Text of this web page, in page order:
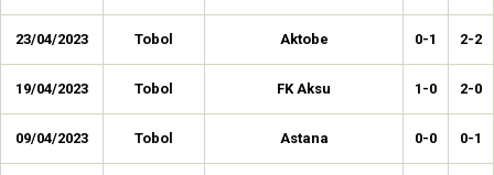
23/04/2023 Tobol Aktobe 0-1 2-2
19/04/2023 Tobol FK Aksu 1-0 2-0
09/04/2023 Tobol Astana 0-0 0-1